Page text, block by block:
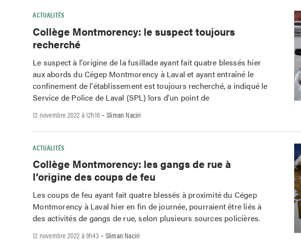
ACTUALITÉS
Collège Montmorency: le suspect toujours
recherché
Le suspect à l'origine de la fusillade ayant fait quatre blessés hier
aux abords du Cégep Montmorency à Laval et ayant entraîné le
confinement de l'établissement est toujours recherché, a indiqué le
Service de Police de Laval (SPL) lors d'un point de
12 novembre 2022 à 12h16 -Sliman Naciri
ACTUALITÉS
Collège Montmorency: les gangs de rue à
l’origine des coups de feu
Les coups de feu ayant fait quatre blessés à proximité du Cégep
Montmorency à Laval hier en fin de journée, pourraient être liés à
des activités de gangs de rue, selon plusieurs sources policières.
12 novembre 2022 à 9h43-Sliman Naciri